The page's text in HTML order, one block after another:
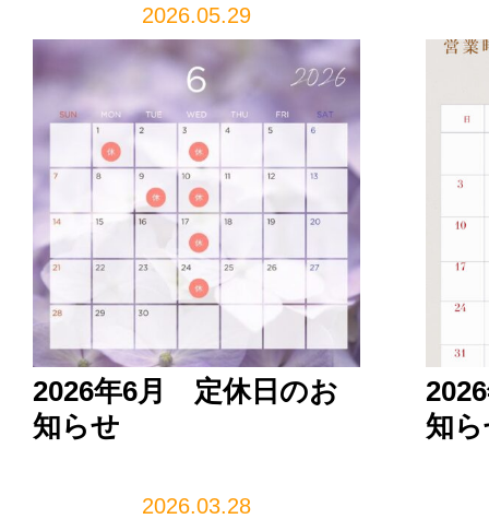
2026.05.29
2026年6月 定休日のお
知らせ
知
2026.03.28